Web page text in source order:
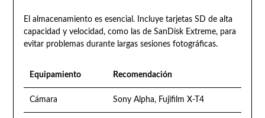
El almacenamiento es esencial. Incluye tarjetas SD de alta
capacidad y velocidad, como las de SanDisk Extreme, para
evitar problemas durante largas sesiones fotográficas.
Equipamiento Recomendación
Cámara Sony Alpha, Fujifilm X-T4